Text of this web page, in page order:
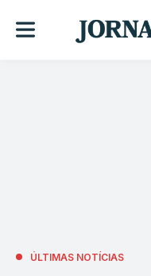
ÚLTIMAS NOTÍCIAS